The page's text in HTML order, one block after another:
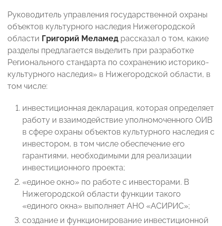
Руководитель управления государственной охраны
объектов культурного наследия Нижегородской
области Григорий Меламед рассказал о том, какие
разделы предлагается выделить при разработке
Регионального стандарта по сохранению историко-
культурного наследия» в Нижегородской области, в
том числе:
инвестиционная декларация, которая определяет
работу и взаимодействие уполномоченного ОИВ
в сфере охраны объектов культурного наследия с
инвестором, в том числе обеспечение его
гарантиями, необходимыми для реализации
инвестиционного проекта;
«единое окно» по работе с инвесторами. В
Нижегородской области функции такого
«единого окна» выполняет АНО «АСИРИС»;
создание и функционирование инвестиционной